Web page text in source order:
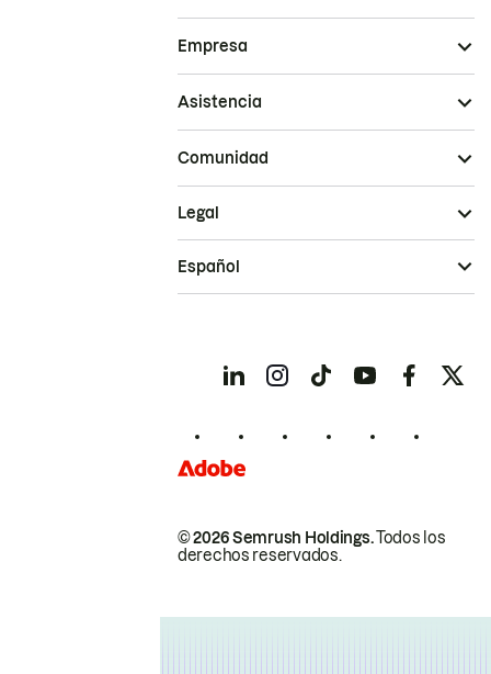
Empresa
Asistencia
Comunidad
© 2026 Semrush Holdings.Todos los
derechos reservados.
Legal
Español